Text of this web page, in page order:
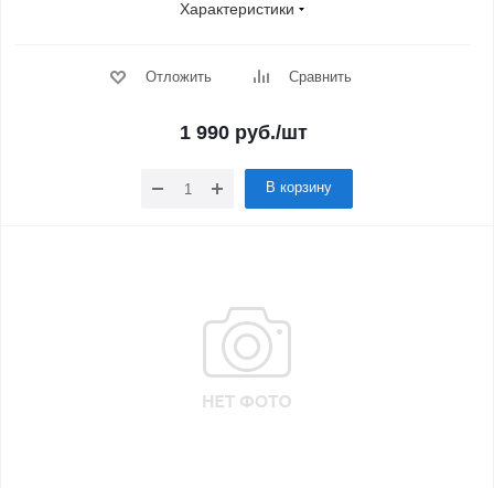
Характеристики
Отложить Сравнить
1 990руб./шт
В корзину